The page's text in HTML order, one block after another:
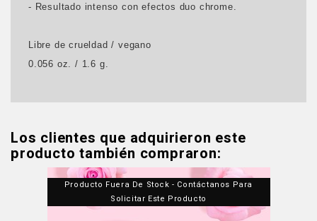
- Resultado intenso con efectos duo chrome.
Libre de crueldad / vegano
0.056 oz. / 1.6 g.
Los clientes que adquirieron este
producto también compraron:
Producto Fuera De Stock - Contáctanos Para
Solicitar Este Producto